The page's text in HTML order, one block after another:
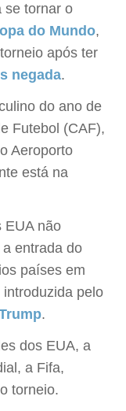
se tornar o
do Mundo,
após ter
negada.
do ano de
Futebol (CAF),
Aeroporto
está na
EUA não
entrada do
países em
pelo
.
dos EUA, a
a Fifa,
torneio.